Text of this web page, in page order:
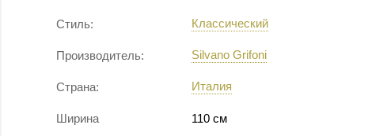
Стиль: Классический
Производитель: Silvano Grifoni
Страна: Италия
Ширина 110 см